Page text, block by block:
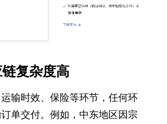
复杂度高
输时效、保险等环节，任何环
单交付。例如，中东地区因宗